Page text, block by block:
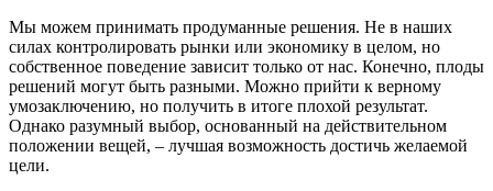
Мы можем принимать продуманные решения. Не в наших
силах контролировать рынки или экономику в целом, но
собственное поведение зависит только от нас. Конечно, плоды
решений могут быть разными. Можно прийти к верному
умозаключению, но получить в итоге плохой результат.
Однако разумный выбор, основанный на действительном
положении вещей, – лучшая возможность достичь желаемой
цели.